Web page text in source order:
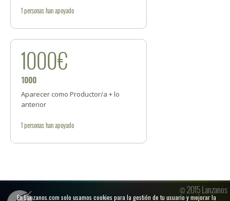
En Lanzanos.com solo usamos cookies para la gestión de tu usuario y mejorar la
1personashan apoyado
1000€
1000
Aparecer como Productor/a + lo
anterior
1personashan apoyado
© 2015 Lanzanos